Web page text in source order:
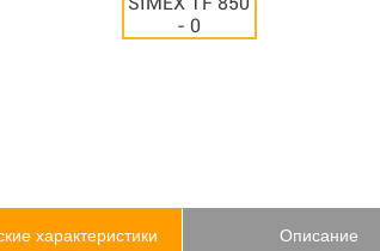
характеристики Описание